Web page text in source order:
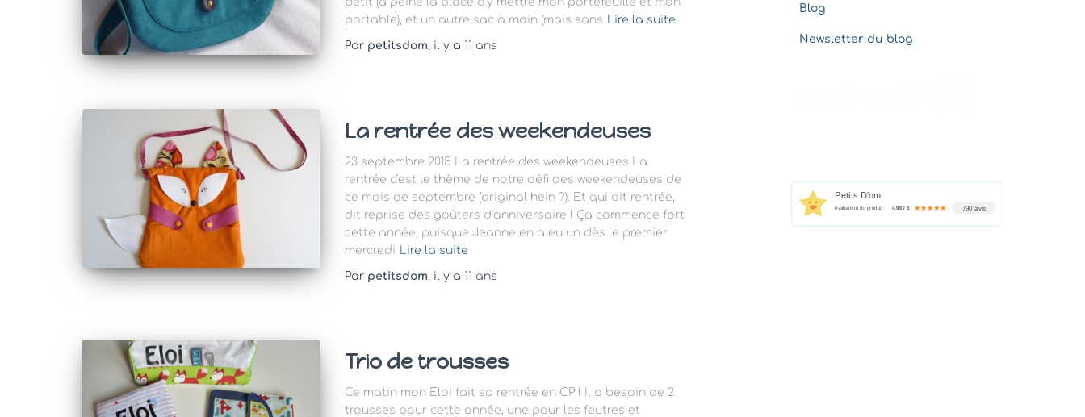
portable), et un autre sac à main (mais sans Lire la suite
Par petitsdom, il y a 11 ans
La rentrée des weekendeuses
23 septembre 2015 La rentrée des weekendeuses La
rentrée c’est le thème de notre défi des weekendeuses de
ce mois de septembre (original hein ?). Et qui dit rentrée,
dit reprise des goûters d’anniversaire ! Ça commence fort
cette année, puisque Jeanne en a eu un dès le premier
mercredi Lire la suite
Par petitsdom, il y a 11 ans
Trio de trousses
Ce matin mon Eloi fait sa rentrée en CP ! Il a besoin de 2
trousses pour cette année, une pour les feutres et
Blog
Newsletter du blog
Petits D'om
évaluation du produit 4.96 / 5 790 avis